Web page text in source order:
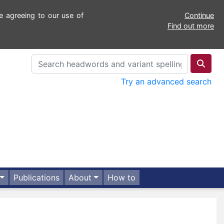
agreeing to our use of
Continue
Find out more
Try an advanced search
Publications About How to